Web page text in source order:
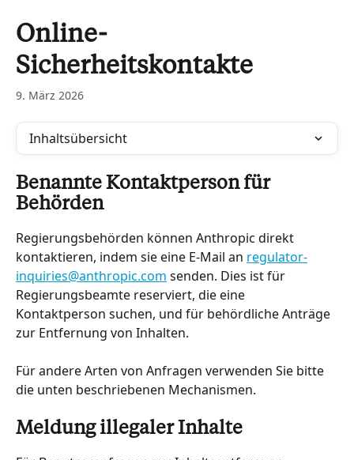
Online-
Sicherheitskontakte
9. März 2026
Inhaltsübersicht
Benannte Kontaktperson für
Behörden
Regierungsbehörden können Anthropic direkt
kontaktieren, indem sie eine E-Mail an regulator-
inquiries@anthropic.com senden. Dies ist für
Regierungsbeamte reserviert, die eine
Kontaktperson suchen, und für behördliche Anträge
zur Entfernung von Inhalten.
Für andere Arten von Anfragen verwenden Sie bitte
die unten beschriebenen Mechanismen.
Meldung illegaler Inhalte